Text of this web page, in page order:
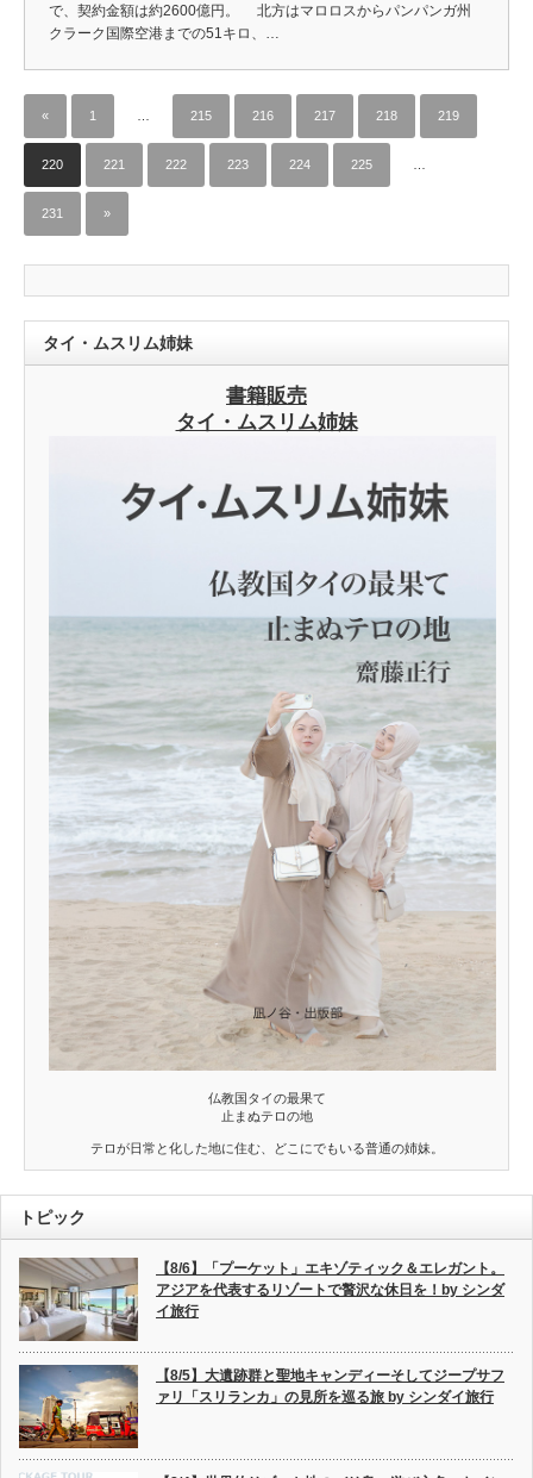
で、契約金額は約2600億円。 北方はマロロスからパンパンガ州
クラーク国際空港までの51キロ、…
« 1 215 216 217 218 219
220 221 222 223 224 225
231 »
タイ・ムスリム姉妹
書籍販売
タイ・ムスリム姉妹
仏教国タイの最果て
止まぬテロの地
テロが日常と化した地に住む、どこにでもいる普通の姉妹。
トピック
【8/6】「プーケット」エキゾティック＆エレガント。
アジアを代表するリゾートで贅沢な休日を！by シンダ
イ旅行
【8/5】大遺跡群と聖地キャンディーそしてジープサフ
ァリ「スリランカ」の見所を巡る旅 by シンダイ旅行